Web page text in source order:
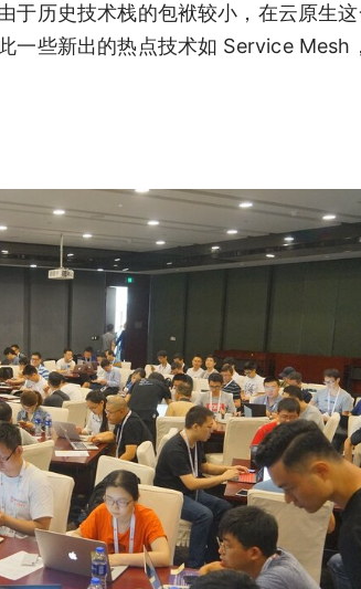
于历史技术栈的包袱较小，在云原生
一些新出的热点技术如 Service Mesh